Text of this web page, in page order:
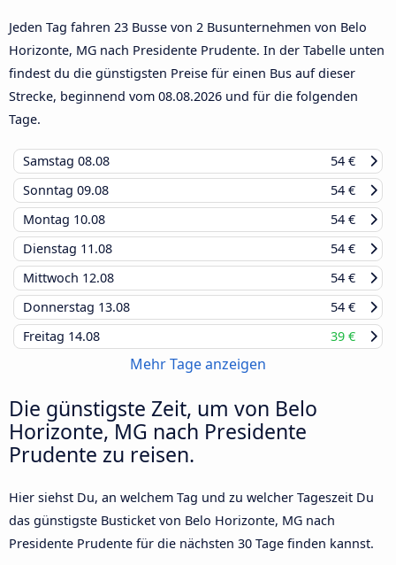
Jeden Tag fahren 23 Busse von 2 Busunternehmen von Belo
Horizonte, MG nach Presidente Prudente. In der Tabelle unten
findest du die günstigsten Preise für einen Bus auf dieser
Strecke, beginnend vom 08.08.2026 und für die folgenden
Tage.
Samstag 08.08
54 €
Sonntag 09.08
54 €
Montag 10.08
54 €
Dienstag 11.08
54 €
Mittwoch 12.08
54 €
Donnerstag 13.08
54 €
Freitag 14.08 39 €
Mehr Tage anzeigen
Die günstigste Zeit, um von Belo
Horizonte, MG nach Presidente
Prudente zu reisen.
Hier siehst Du, an welchem Tag und zu welcher Tageszeit Du
das günstigste Busticket von Belo Horizonte, MG nach
Presidente Prudente für die nächsten 30 Tage finden kannst.